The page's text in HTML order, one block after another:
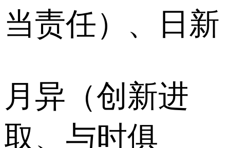
当责任）、日新
月异（创新进
取、与时俱